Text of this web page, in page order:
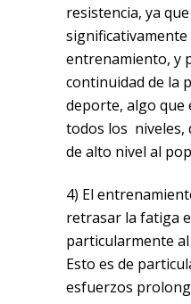
resistencia, ya
significativamente
entrenamiento, y
continuidad de la
deporte, algo que
todos los niveles,
de alto nivel al
4) El
retrasar la fatiga
particularmente
Esto es de
esfuerzos